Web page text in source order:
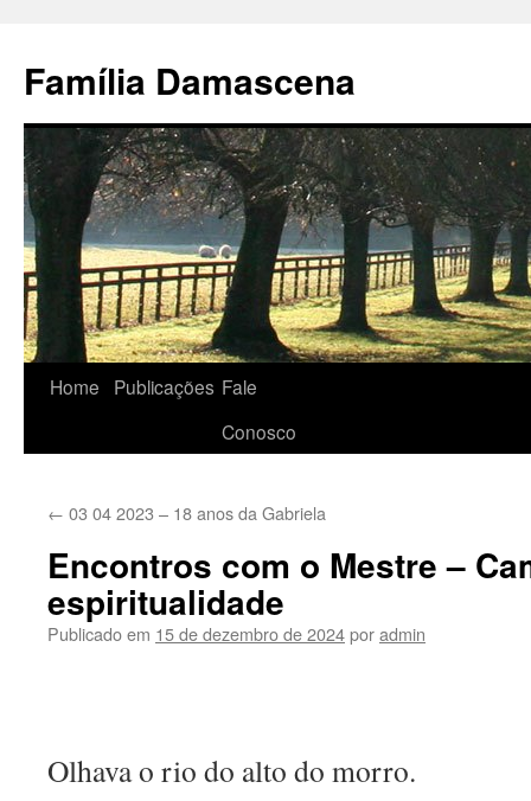
conteúdo
Família Damascena
Home Publicações Fale
Conosco
← 03 04 2023 – 18 anos da Gabriela
Encontros com o Mestre –
espiritualidade
Publicado em 15 de dezembro de 2024poradmin
Olhava o rio do alto do morro.